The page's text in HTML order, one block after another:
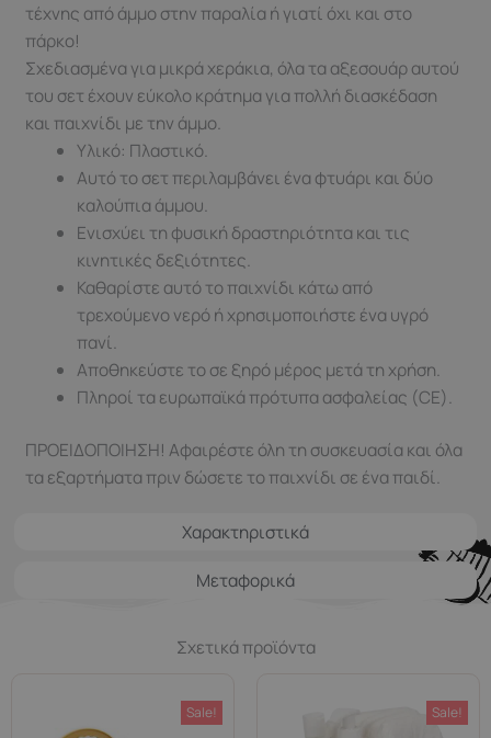
Χαρακτηριστικά
Μεταφορικά
τέχνης από άμμο στην παραλία ή γιατί όχι και στο
πάρκο!
Σχεδιασμένα για μικρά χεράκια, όλα τα αξεσουάρ αυτού
του σετ έχουν εύκολο κράτημα για πολλή διασκέδαση
και παιχνίδι με την άμμο.
Υλικό: Πλαστικό.
Αυτό το σετ περιλαμβάνει ένα φτυάρι και δύο
καλούπια άμμου.
Ενισχύει τη φυσική δραστηριότητα και τις
κινητικές δεξιότητες.
Καθαρίστε αυτό το παιχνίδι κάτω από
τρεχούμενο νερό ή χρησιμοποιήστε ένα υγρό
πανί.
Αποθηκεύστε το σε ξηρό μέρος μετά τη χρήση.
Πληροί τα ευρωπαϊκά πρότυπα ασφαλείας (CE).
ΠΡΟΕΙΔΟΠΟΙΗΣΗ! Αφαιρέστε όλη τη συσκευασία και όλα
τα εξαρτήματα πριν δώσετε το παιχνίδι σε ένα παιδί.
Σχετικά προϊόντα
Sale! Sale!